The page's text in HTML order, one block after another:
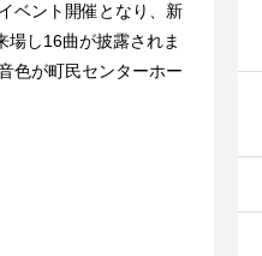
ベント開催となり、新
場し16曲が披露されま
色が町民センターホー